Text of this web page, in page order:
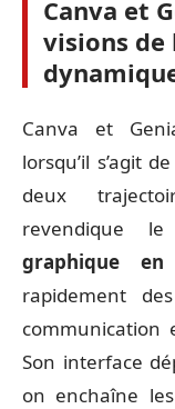
Canva et
visions
Canva et
lorsqu’il s’agit de
deux
revendique
graphique
rapidement
communication
Son interface
on enchaîne